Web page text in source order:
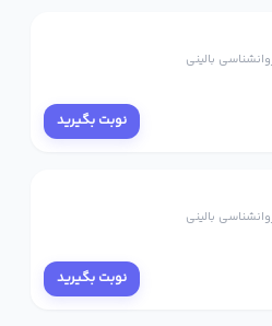
نوبت بگیرید
نوبت بگیرید